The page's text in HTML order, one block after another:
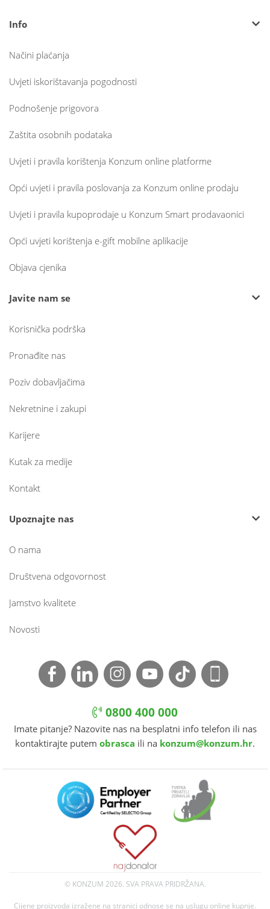
Info
Načini plaćanja
Uvjeti iskorištavanja pogodnosti
Podnošenje prigovora
Zaštita osobnih podataka
Uvjeti i pravila korištenja Konzum online platforme
Opći uvjeti i pravila poslovanja za Konzum online prodaju
Uvjeti i pravila kupoprodaje u Konzum Smart prodavaonici
Opći uvjeti korištenja e-gift mobilne aplikacije
Objava cjenika
Javite nam se
Korisnička podrška
Pronađite nas
Poziv dobavljačima
Nekretnine i zakupi
Karijere
Kutak za medije
Kontakt
Upoznajte nas
O nama
Društvena odgovornost
Jamstvo kvalitete
Novosti
0800 400 000
Imate pitanje? Nazovite nas na besplatni info telefon ili nas
kontaktirajte putem obrasca ili na konzum@konzum.hr.
© KONZUM 2026. SVA PRAVA PRIDRŽANA.
Cijene proizvoda izražene na stranici odnose se na uslugu online kupnje.